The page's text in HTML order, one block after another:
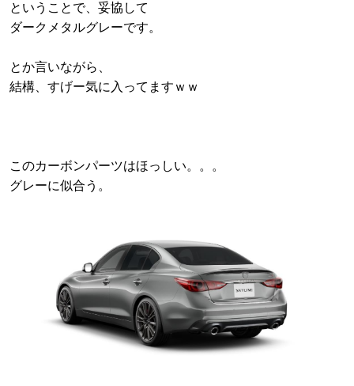
ということで、妥協して
ダークメタルグレーです。
とか言いながら、
結構、すげー気に入ってますｗｗ
このカーボンパーツはほっしい。。。
グレーに似合う。